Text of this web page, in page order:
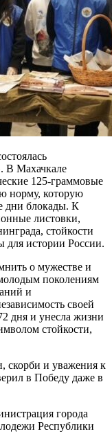
В Махачкале
125-граммовые
норму, которую
дни блокады. К
листовки,
стойкости
для истории России.
о мужестве и
поколениям
и
своей
дня и унесла жизни
стойкости,
скорби и уважения к
в Победу даже в
города
Республики